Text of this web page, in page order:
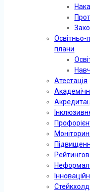
Освітньо-
плани
Атестація